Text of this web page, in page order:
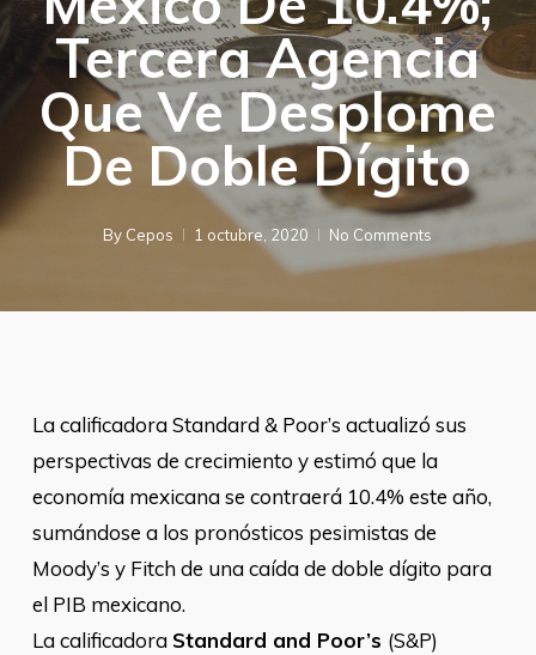
Tercera Agencia
Que Ve Desplome
De Doble Dígito
By Cepos 1 octubre, 2020 No Comments
La calificadora Standard & Poor’s actualizó sus
perspectivas de crecimiento y estimó que la
economía mexicana se contraerá 10.4% este año,
sumándose a los pronósticos pesimistas de
Moody’s y Fitch de una caída de doble dígito para
el PIB mexicano.
La calificadora Standard and Poor’s (S&P)